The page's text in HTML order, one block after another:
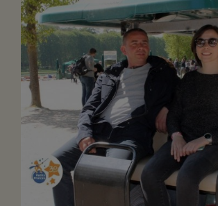
FAIRE UN DON
ASSURANCE VIE/LEGS
ESPACE PRESSE
JE DEVIENS
BÉNÉVOLE
UN